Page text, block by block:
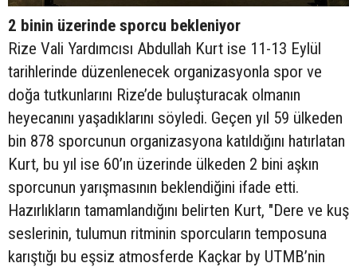
2 binin üzerinde sporcu bekleniyor
Rize Vali Yardımcısı Abdullah Kurt ise 11-13 Eylül
tarihlerinde düzenlenecek organizasyonla spor ve
doğa tutkunlarını Rize’de buluşturacak olmanın
heyecanını yaşadıklarını söyledi. Geçen yıl 59 ülkeden
bin 878 sporcunun organizasyona katıldığını hatırlatan
Kurt, bu yıl ise 60’ın üzerinde ülkeden 2 bini aşkın
sporcunun yarışmasının beklendiğini ifade etti.
Hazırlıkların tamamlandığını belirten Kurt, "Dere ve kuş
seslerinin, tulumun ritminin sporcuların temposuna
karıştığı bu eşsiz atmosferde Kaçkar by UTMB’nin